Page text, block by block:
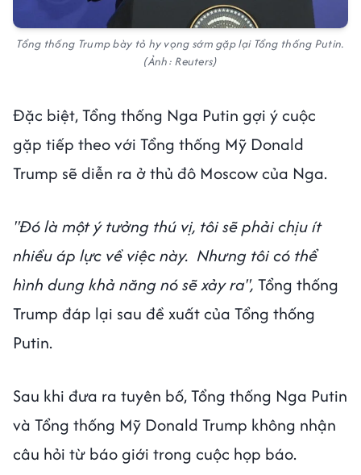
Tổng thống Trump bày tỏ hy vọng sớm gặp lại Tổng thống Putin.
(Ảnh: Reuters)
Đặc biệt, Tổng thống Nga Putin gợi ý cuộc
gặp tiếp theo với Tổng thống Mỹ Donald
Trump sẽ diễn ra ở thủ đô Moscow của Nga.
"Đó là một ý tưởng thú vị, tôi sẽ phải chịu ít
nhiều áp lực về việc này. Nhưng tôi có thể
hình dung khả năng nó sẽ xảy ra", Tổng thống
Trump đáp lại sau đề xuất của Tổng thống
Putin.
Sau khi đưa ra tuyên bố, Tổng thống Nga Putin
và Tổng thống Mỹ Donald Trump không nhận
câu hỏi từ báo giới trong cuộc họp báo.